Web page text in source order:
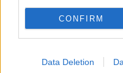
CONFIRM
Data Deletion